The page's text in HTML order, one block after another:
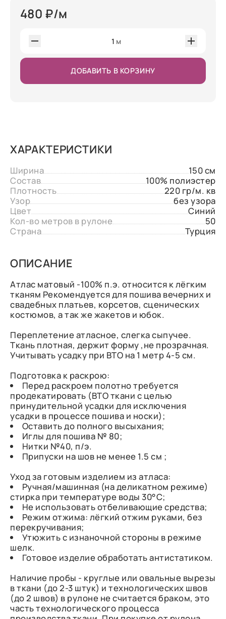
480 ₽/м
1 м
ДОБАВИТЬ В КОРЗИНУ
ХАРАКТЕРИСТИКИ
Ширина
150 см
Состав
100% полиэстер
Плотность
220 гр/м. кв
Узор
без узора
Цвет
Синий
Кол-во метров в рулоне
50
Страна
Турция
ОПИСАНИЕ
Атлас матовый -100% п.э. относится к лёгким
тканям Рекомендуется для пошива вечерних и
свадебных платьев, корсетов, сценических
костюмов, а так же жакетов и юбок.
Переплетение атласное, слегка сыпучее.
Ткань плотная, держит форму ,не прозрачная.
Учитывать усадку при ВТО на 1 метр 4-5 см.
Подготовка к раскрою:
Перед раскроем полотно требуется
продекатировать (ВТО ткани с целью
принудительной усадки для исключения
усадки в процессе пошива и носки);
Оставить до полного высыхания;
Иглы для пошива № 80;
Нитки №40, п/э.
Припуски на шов не менее 1.5 см ;
Уход за готовым изделием из атласа:
Ручная/машинная (на деликатном режиме)
стирка при температуре воды 30°C;
Не использовать отбеливающие средства;
Режим отжима: лёгкий отжим руками, без
перекручивания;
Утюжить с изнаночной стороны в режиме
шелк.
Готовое изделие обработать антистатиком.
Наличие пробы - круглые или овальные вырезы
в ткани (до 2-3 штук) и технологических швов
(до 2 швов) в рулоне не считается браком, это
часть технологического процесса